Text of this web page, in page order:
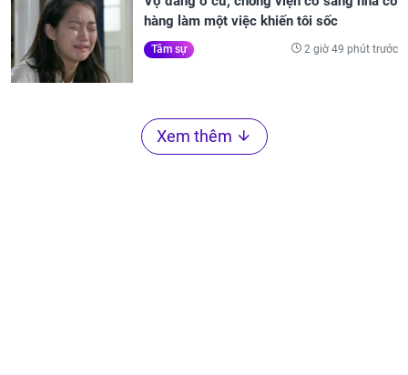
hàng làm một việc khiến tôi sốc
Tâm sự 2 giờ 49 phút trước
Xem thêm